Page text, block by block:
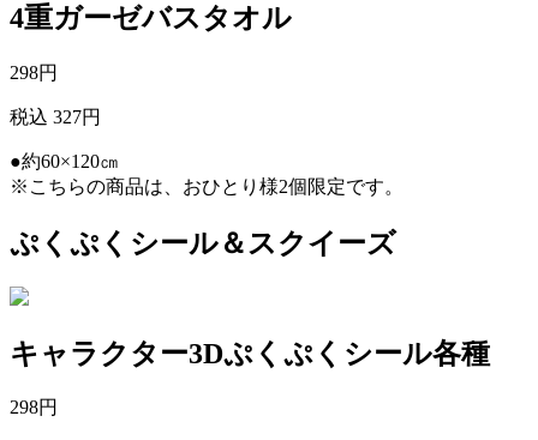
4重ガーゼバスタオル
298円
税込 327円
●約60×120㎝
※こちらの商品は、おひとり様2個限定です。
ぷくぷくシール＆スクイーズ
キャラクター3Dぷくぷくシール各種
298円